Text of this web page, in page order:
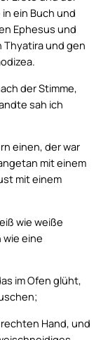
ein Buch und
Ephesus und
Thyatira und gen
der Stimme,
sah ich
einen, der war
mit einem
mit einem
wie weiße
wie eine
im Ofen glüht,
Hand, und